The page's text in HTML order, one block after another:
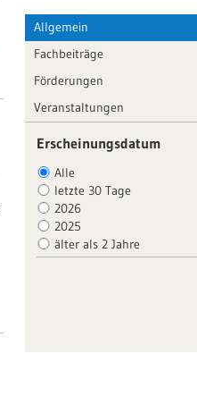
Allgemein
Fachbeiträge
Förderungen
Veranstaltungen
Erscheinungsdatum
Alle
letzte 30 Tage
2026
2025
älter als 2 Jahre